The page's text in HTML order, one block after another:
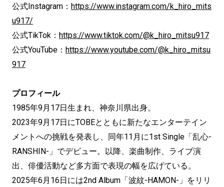
公式Instagram： https://www.instagram.com/k_hiro_mits
u917/
公式TikTok： https://www.tiktok.com/@k_hiro_mitsu917
公式YouTube： https://www.youtube.com/@k_hiro_mitsu
917
プロフィール
1985年9月17日生まれ、神奈川県出身。
2023年9月17日にTOBEとともに新たなエンターテイン
メントへの挑戦を発表し、同年11月に1st Single「乱心-
RANSHIN-」でデビュー。以降、楽曲制作、ライブ演
出、俳優活動など多方面で表現の幅を広げている。
2025年6月16日には2nd Album「波紋-HAMON-」をリリ